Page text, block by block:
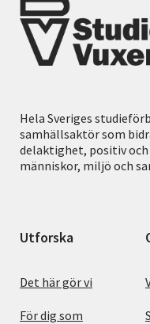
Hela Sveriges
samhällsaktör som
delaktighet, positiv
människor, miljö och
Utforska
Det här gör vi
För dig som